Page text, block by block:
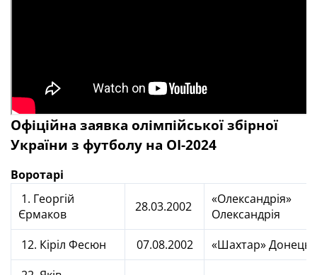
Офіційна заявка олімпійської збірної
України з футболу на ОІ-2024
Воротарі
1. Георгій
Єрмаков
28.03.2002
«Олександрія»
Олександрія
12. Кіріл Фесюн
07.08.2002
«Шахтар» Донецьк